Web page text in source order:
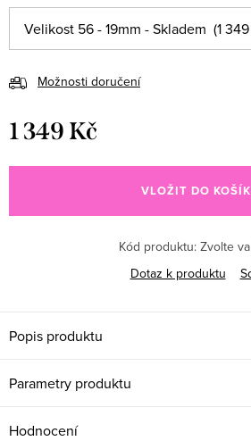
Možnosti doručení
1 349 Kč
VLOŽIT DO
Kód produktu: Zvolte
Dotaz k produktu
Popis produktu
Parametry produktu
Hodnocení